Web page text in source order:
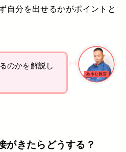
自分を出せるかがポイントと
のかを解説し
がきたらどうする？